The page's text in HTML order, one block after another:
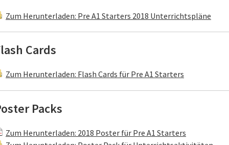
Zum Herunterladen: Pre A1 Starters 2018 Unterrichtspläne
Cards
Zum Herunterladen: Flash Cards für Pre A1 Starters
Packs
Zum Herunterladen: 2018 Poster für Pre A1 Starters